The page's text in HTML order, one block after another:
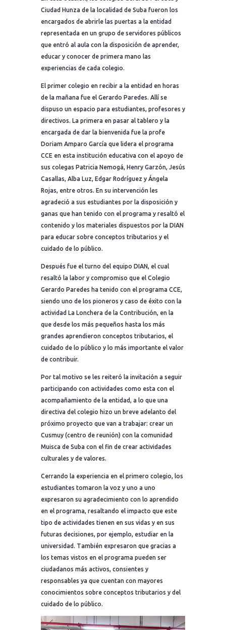
Ciudad Hunza de la localidad de Suba fueron los
encargados de abrirle las puertas a la entidad
representada en un grupo de servidores públicos
que entró al aula con la disposición de aprender,
educar y conocer de primera mano las
experiencias de cada colegio.
El primer colegio en recibir a la entidad en horas
de la mañana fue el Gerardo Paredes. Allí se
dispuso un espacio para estudiantes, profesores y
directivos. La primera en pasar al tablero y la
encargada de dar la bienvenida fue la profe
Doriam Amparo García que lidera el programa
CCE en esta institución educativa con el apoyo de
sus colegas Patricia Nemogá, Henry Garzón, Jesús
Casallas, Alba Luz, Edgar Rodríguez y Ángela
Rojas, entre otros. En su intervención les
agradeció a sus estudiantes por la disposición y
ganas que han tenido con el programa y resaltó el
contenido y los materiales dispuestos por la DIAN
para educar sobre conceptos tributarios y el
cuidado de lo público.
Después fue el turno del equipo DIAN, el cual
resaltó la labor y compromiso que el Colegio
Gerardo Paredes ha tenido con el programa CCE,
siendo uno de los pioneros y caso de éxito con la
actividad La Lonchera de la Contribución, en la
que desde los más pequeños hasta los más
grandes aprendieron conceptos tributarios, el
cuidado de lo público y lo más importante el valor
de contribuir.
Por tal motivo se les reiteró la invitación a seguir
participando con actividades como esta con el
acompañamiento de la entidad, a lo que una
directiva del colegio hizo un breve adelanto del
próximo proyecto que van a trabajar: crear un
Cusmuy (centro de reunión) con la comunidad
Muisca de Suba con el fin de crear actividades
culturales y de valores.
Cerrando la experiencia en el primero colegio, los
estudiantes tomaron la voz y uno a uno
expresaron su agradecimiento con lo aprendido
en el programa, resaltando el impacto que este
tipo de actividades tienen en sus vidas y en sus
futuras decisiones, por ejemplo, estudiar en la
universidad. También expresaron que gracias a
los temas vistos en el programa pueden ser
ciudadanos más activos, consientes y
responsables ya que cuentan con mayores
conocimientos sobre conceptos tributarios y del
cuidado de lo público.